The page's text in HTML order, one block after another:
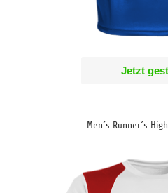
Jetzt
Men´s Runner´s